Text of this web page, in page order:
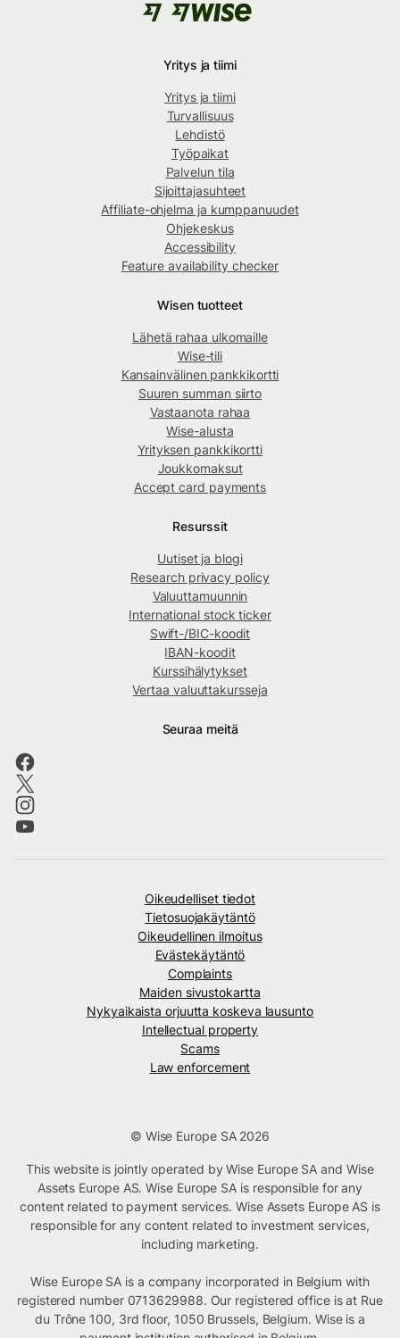
Yritys ja tiimi
Yritys ja tiimi
Turvallisuus
Lehdistö
Työpaikat
Palvelun tila
Sijoittajasuhteet
Affiliate-ohjelma ja kumppanuudet
Ohjekeskus
Accessibility
Feature availability checker
Wisen tuotteet
Lähetä rahaa ulkomaille
Wise-tili
Kansainvälinen pankkikortti
Suuren summan siirto
Vastaanota rahaa
Wise-alusta
Yrityksen pankkikortti
Joukkomaksut
Accept card payments
Resurssit
Uutiset ja blogi
Research privacy policy
Valuuttamuunnin
International stock ticker
Swift-/BIC-koodit
IBAN-koodit
Kurssihälytykset
Vertaa valuuttakursseja
Seuraa meitä
Oikeudelliset tiedot
Tietosuojakäytäntö
Oikeudellinen ilmoitus
Evästekäytäntö
Complaints
Maiden sivustokartta
Nykyaikaista orjuutta koskeva lausunto
Intellectual property
Scams
Law enforcement
© Wise Europe SA 2026
This website is jointly operated by Wise Europe SA and Wise
Assets Europe AS. Wise Europe SA is responsible for any
content related to payment services. Wise Assets Europe AS is
responsible for any content related to investment services,
including marketing.
Wise Europe SA is a company incorporated in Belgium with
registered number 0713629988. Our registered office is at Rue
du Trône 100, 3rd floor, 1050 Brussels, Belgium. Wise is a